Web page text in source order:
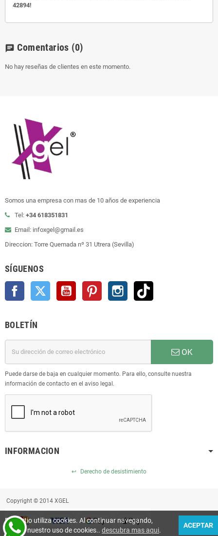
42894!
chat Comentarios (0)
No hay reseñas de clientes en este momento.
Somos una empresa con mas de 10 años de experiencia
Tel: +34 618351831
Email: infoxgel@gmail.es
Direccion: Torre Quemada nº 31 Utrera (Sevilla)
SÍGUENOS
Facebook Twitter YouTube Pinterest Instagram
BOLETÍN
OK
Puede darse de baja en cualquier momento. Para ello, consulte nuestra
información de contacto en el aviso legal.
INFORMACION
↩ Derecho de desistimiento
Copyright © 2014 XGEL
Este sitio utiliza cookies. Al continuar navegando,
acepta nuestro uso de cookies.. descubra mas aqui.
ACEPTAR